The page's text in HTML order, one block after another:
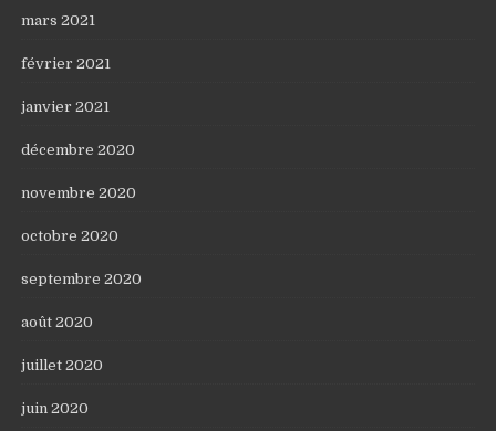
mars 2021
février 2021
janvier 2021
décembre 2020
novembre 2020
octobre 2020
septembre 2020
août 2020
juillet 2020
juin 2020